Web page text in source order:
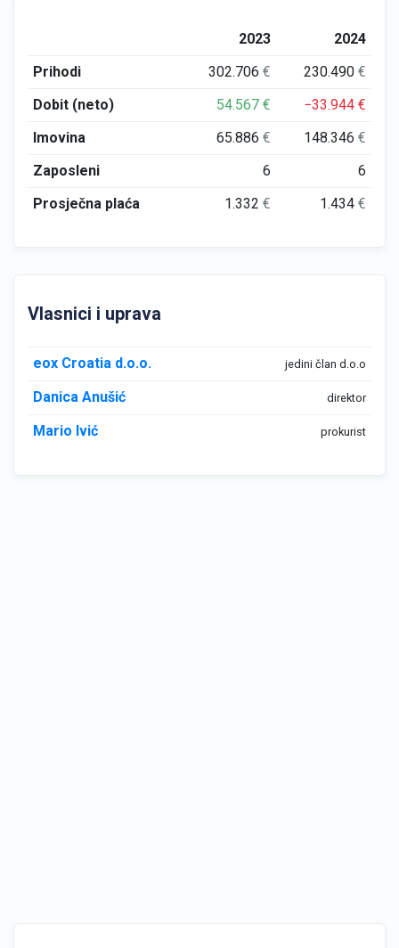
2023
2024
Prihodi
302.706€ 230.490€
Dobit (neto)
54.567€ −33.944€
Imovina
65.886€ 148.346€
Zaposleni
6
6
Prosječna plaća
1.332€ 1.434€
Vlasnici i uprava
eox Croatia d.o.o. jedini član d.o.o
Danica Anušić direktor
Mario Ivić prokurist